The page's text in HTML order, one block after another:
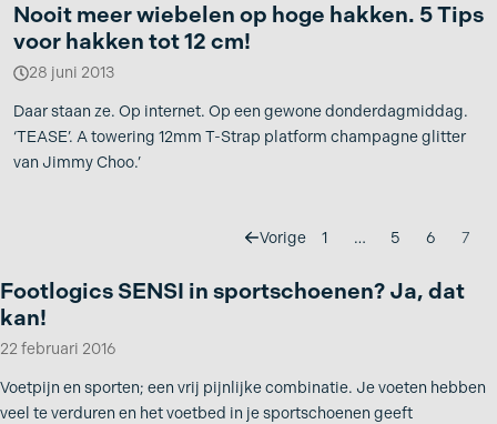
Nooit meer wiebelen op hoge hakken. 5 Tips
voor hakken tot 12 cm!
28 juni 2013
Daar staan ze. Op internet. Op een gewone donderdagmiddag.
‘TEASE’. A towering 12mm T-Strap platform champagne glitter
van Jimmy Choo.’
Vorige 1 … 5 6 7
Footlogics SENSI in sportschoenen? Ja, dat
kan!
22 februari 2016
Voetpijn en sporten; een vrij pijnlijke combinatie. Je voeten hebben
veel te verduren en het voetbed in je sportschoenen geeft